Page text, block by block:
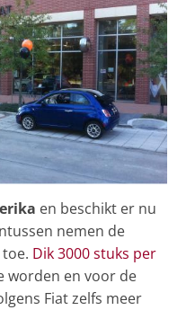
en beschikt er nu
nemen de
Dik 3000 stuks per
worden en voor de
Fiat zelfs meer